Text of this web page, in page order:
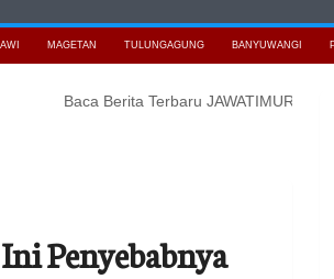
MAGETAN TULUNGAGUNG BANYUWANGI
Baca Berita Terbaru JAWATIMURNEWSBidik
Penyebabnya